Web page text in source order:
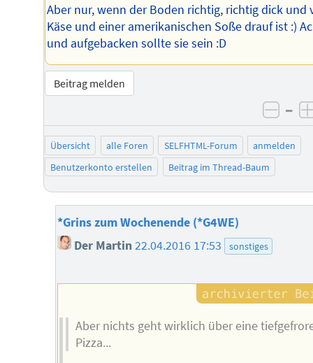
Aber nur, wenn der Boden richtig, richtig dick und
Käse und einer amerikanischen Soße drauf ist :)
und aufgebacken sollte sie sein :D
Beitrag melden
–
Übersicht alle Foren SELFHTML-Forum
anmelden
Benutzerkonto erstellen
Beitrag im Thread-Baum
*Grins zum Wochenende (*G4WE)
Der Martin22.04.2016 17:53 sonstiges
Aber nichts geht wirklich über eine
Pizza...